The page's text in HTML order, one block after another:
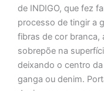
de INDIGO, que fez
processo de tingir a
fibras de cor branca,
sobrepõe na
deixando o centro
ganga ou denim.